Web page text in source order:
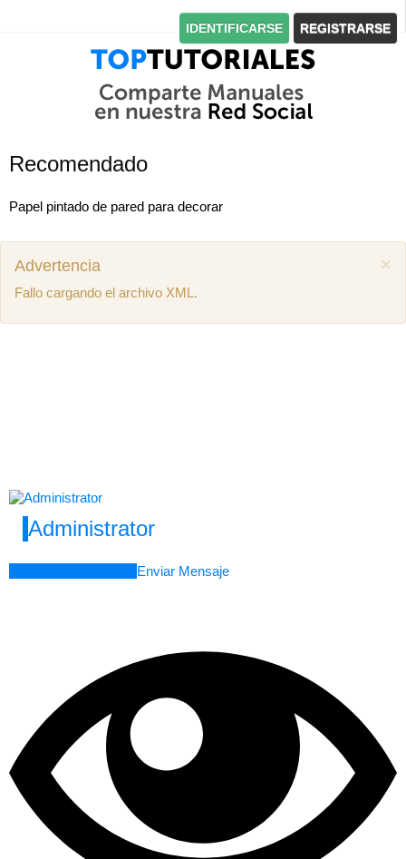
IDENTIFICARSE REGISTRARSE
Recomendado
Papel pintado de pared para decorar
×
Advertencia
Fallo cargando el archivo XML.
Administrator
Enviar Mensaje